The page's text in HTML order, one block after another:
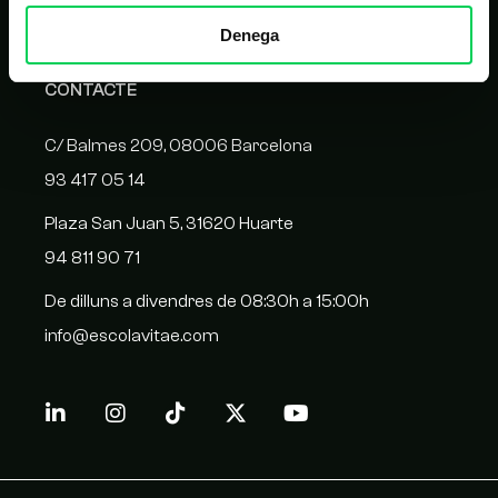
Denega
CONTACTE
C/ Balmes 209, 08006 Barcelona
93 417 05 14
Plaza San Juan 5, 31620 Huarte
94 811 90 71
De dilluns a divendres de 08:30h a 15:00h
info@escolavitae.com